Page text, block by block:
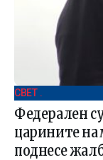
СВЕТ .
Федерален
царините
поднесе